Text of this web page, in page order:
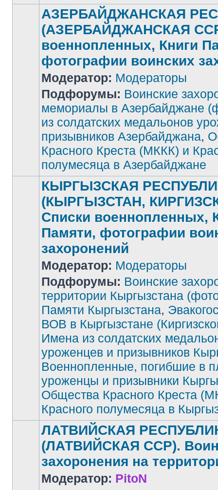
Нет
сообщений
АЗЕРБАЙДЖАНСКАЯ
(АЗЕРБАЙДЖАНСКАЯ
военнопленных, Книги
фотографии воинских
Модератор: Модераторы
Подфорумы: Воинские
мемориалы в Азербайджане
из солдатских медальонов
призывников Азербайджана,
Красного Креста (МККК) и
полумесяца в Азербайджане
Нет
непрочитанных
КЫРГЫЗСКАЯ
(КЫРГЫЗСТАН,
Списки военнопленных,
Памяти, фотографии
захоронений
Модератор: Модераторы
Подфорумы: Воинские
территории Кыргызстана
Памяти Кыргызстана,
ВОВ в Кыргызстане
Имена из солдатских
уроженцев и призывников
Военнопленные, погибшие в
уроженцы и призывники
Общества Красного Креста
Красного полумесяца в
ЛАТВИЙСКАЯ
(ЛАТВИЙСКАЯ ССР).
захоронения на
Модератор: PitoN